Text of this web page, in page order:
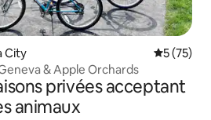
City
5 (75)
& Apple Orchards
privées acceptant
animaux